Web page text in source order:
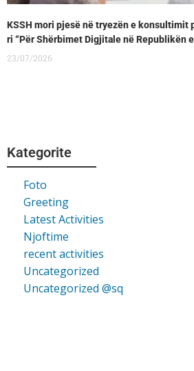
KSSH mori pjesë në tryezën e
ri “Për Shërbimet Digjitale në Republikën
23/07/2026
Kategorite
Foto
Greeting
Latest Activities
Njoftime
recent activities
Uncategorized
Uncategorized @sq